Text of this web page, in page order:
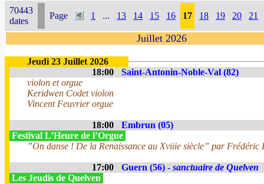
70443
dates
Page 1 ... 13 14 15 16 17 18 19 20 21
Juillet 2026
Jeudi 23 Juillet 2026
18:00
Saint-Antonin-Noble-Val (82)
violon et orgue
Keridwen Codet violon
Vincent Feuvrier orgue
18:00
Embrun (05)
Festival L’Heure de l’Orgue
”On danse ! De la Renaissance au Xviiie siècle” par Frédéric
17:00 Guern (56) - sanctuaire de Quelven
Les Jeudis de Quelven